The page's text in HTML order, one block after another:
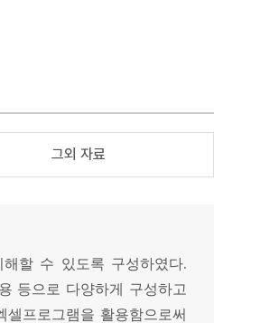
그외 자료
할 수 있도록 구성하였다.
등으로 다양하게 구성하고
프로그램을 활용함으로써